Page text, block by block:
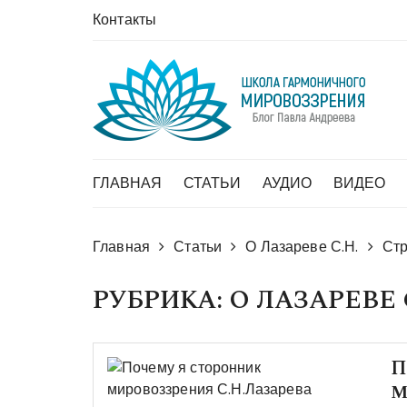
Контакты
ГЛАВНАЯ СТАТЬИ АУДИО ВИДЕО
Главная Статьи О Лазареве С.Н.
РУБРИКА: О ЛАЗАРЕВЕ